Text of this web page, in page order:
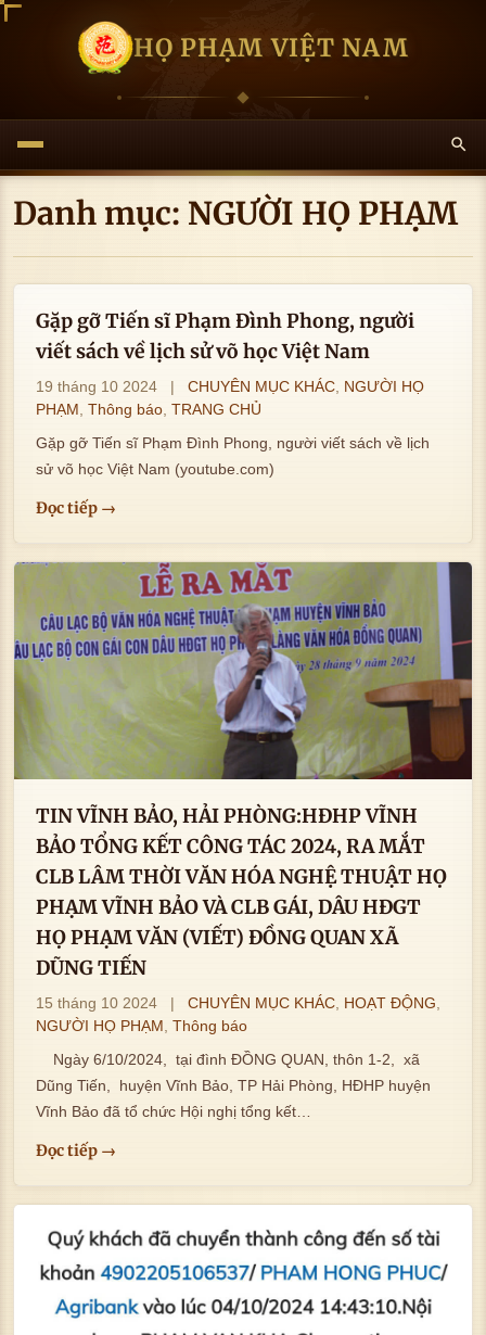
HỌ PHẠM VIỆT NAM
Danh mục: NGƯỜI HỌ PHẠM
Gặp gỡ Tiến sĩ Phạm Đình Phong, người
viết sách về lịch sử võ học Việt Nam
19 tháng 10 2024 CHUYÊN MỤC KHÁC
NGƯỜI HỌ
PHẠM
Thông báo TRANG CHỦ
Gặp gỡ Tiến sĩ Phạm Đình Phong, người viết sách về lịch
sử võ học Việt Nam (youtube.com)
Đọc tiếp →
TIN VĨNH BẢO, HẢI PHÒNG:HĐHP VĨNH
BẢO TỔNG KẾT CÔNG TÁC 2024, RA MẮT
CLB LÂM THỜI VĂN HÓA NGHỆ THUẬT HỌ
PHẠM VĨNH BẢO VÀ CLB GÁI, DÂU HĐGT
HỌ PHẠM VĂN (VIẾT) ĐỒNG QUAN XÃ
DŨNG TIẾN
15 tháng 10 2024 CHUYÊN MỤC KHÁC HOẠT ĐỘNG
NGƯỜI HỌ PHẠM
Thông báo
Ngày 6/10/2024, tại đình ĐỒNG QUAN, thôn 1-2, xã
Dũng Tiến, huyện Vĩnh Bảo, TP Hải Phòng, HĐHP huyện
Vĩnh Bảo đã tổ chức Hội nghị tổng kết…
Đọc tiếp →